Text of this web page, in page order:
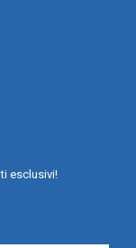
esclusivi!